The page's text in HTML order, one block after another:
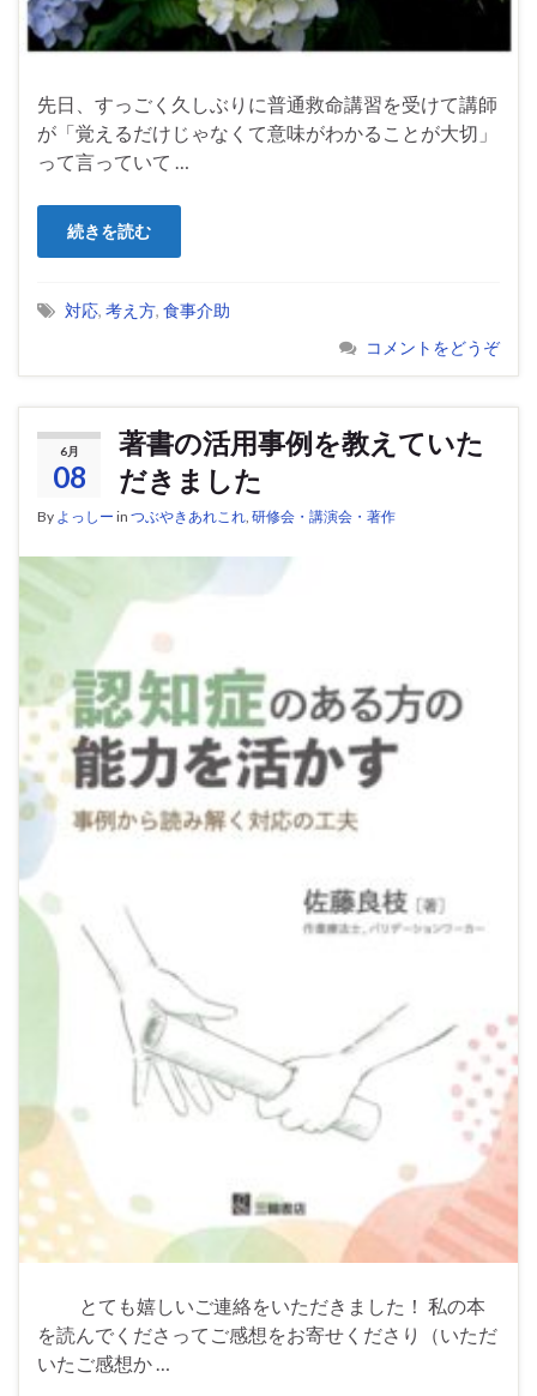
先日、すっごく久しぶりに普通救命講習を受けて講師
が「覚えるだけじゃなくて意味がわかることが大切」
って言っていて …
続きを読む
対応, 考え方, 食事介助
コメントをどうぞ
6月
08
著書の活用事例を教えていた
だきました
By よっしー in つぶやきあれこれ, 研修会・講演会・著作
とても嬉しいご連絡をいただきました！ 私の本
を読んでくださってご感想をお寄せくださり（いただ
いたご感想か …